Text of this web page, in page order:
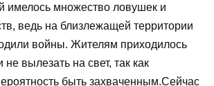
имелось множество ловушек и
ведь на близлежащей территории
войны. Жителям приходилось
вылезать на свет, так как
быть захваченным.Сейчас